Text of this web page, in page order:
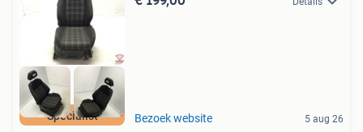
Specialist Bezoek website 5 aug 26